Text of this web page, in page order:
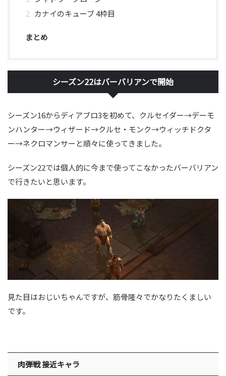
カナイのキューブ 4枠目
まとめ
シーズン22はバーバリアンで開始
シーズン16からディアブロ3を初めて、クルセイダー→デーモ
ンハンター→ウィザード→クルセ・モンク→ウィッチドクタ
ー→ネクロマンサーと順々に使ってきました。
シーズン22では個人的に今まで使ってこなかったバーバリアン
で行きたいと思います。
見た目はおじいちゃんですが、筋骨隆々でかなりたくましい
です。
肉弾戦 接近キャラ